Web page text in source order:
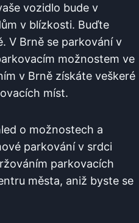
vozidlo⁣ bude v
v blízkosti. Buďte‌
V Brně se parkování v
možnostem⁣ ve
v‌ Brně získáte veškeré
míst.
o možnostech ⁢a
parkování‍ v srdci⁣
parkovacích
‍města, aniž byste ⁣se